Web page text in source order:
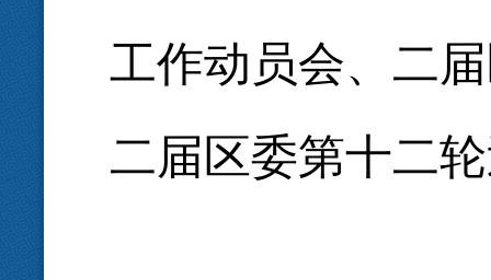
工作动员会、二
二届区委第十二